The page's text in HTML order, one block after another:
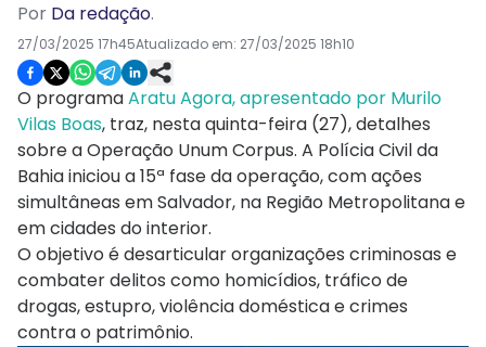
Por Da redação.
27/03/2025 17h45Atualizado em: 27/03/2025 18h10
O programaAratu Agora, apresentado por Murilo
Vilas Boas, traz, nesta quinta-feira (27), detalhes
sobre a Operação Unum Corpus. A Polícia Civil da
Bahia iniciou a 15ª fase da operação, com ações
simultâneas em Salvador, na Região Metropolitana e
em cidades do interior.
O objetivo é desarticular organizações criminosas e
combater delitos como homicídios, tráfico de
drogas, estupro, violência doméstica e crimes
contra o patrimônio.